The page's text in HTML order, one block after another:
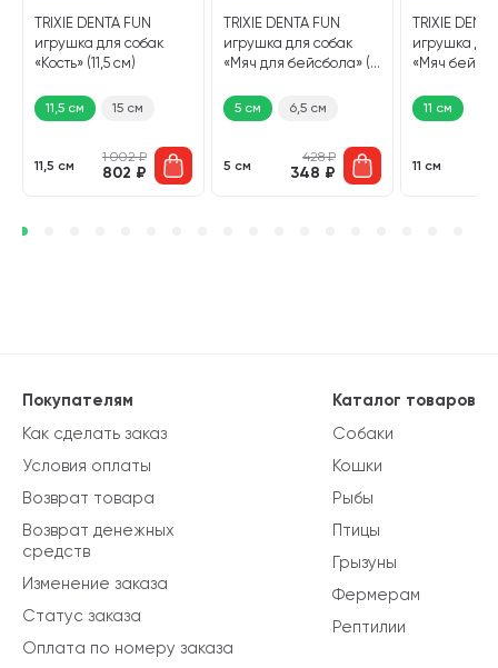
TRIXIE DENTA FUN
игрушка для собак
«Кость» (11,5 см)
11,5 см 15 см
11,5 см
1 002₽
802 ₽
TRIXIE DENTA FUN
игрушка для собак
«Мяч для бейсбола» (5
5 см 6,5 см
5 см
428₽
348 ₽
TRIXIE
игрушка
«Мяч
11 см
11 см
Каталог товаров
Собаки
Кошки
Рыбы
Птицы
Грызуны
Фермерам
Рептилии
Покупателям
Как сделать заказ
Условия оплаты
Возврат товара
Возврат денежных
средств
Изменение заказа
Статус заказа
Оплата по номеру заказа